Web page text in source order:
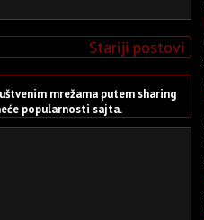
Stariji postovi
mrežama putem sharing
popularnosti sajta.